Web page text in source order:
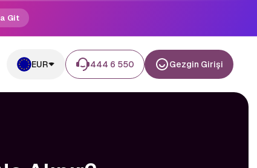
Git
EUR 444 6 550 Gezgin Girişi